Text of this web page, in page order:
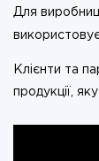
Для
Клієнти та
продукції,